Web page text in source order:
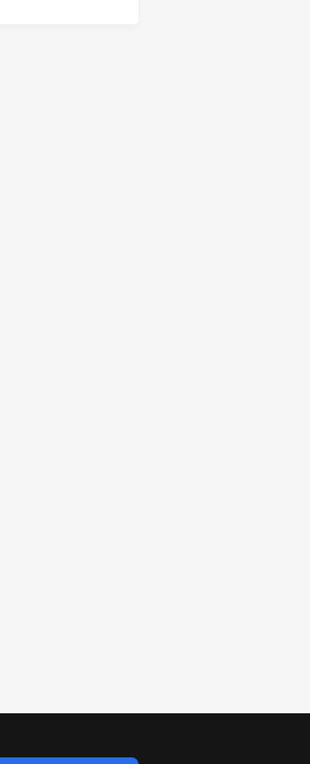
方案。